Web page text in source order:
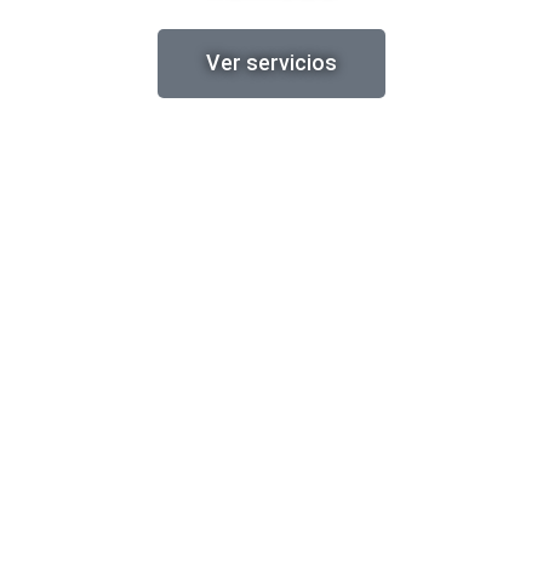
Ver servicios